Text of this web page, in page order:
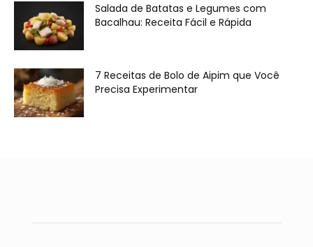
Salada de Batatas e Legumes com
Bacalhau: Receita Fácil e Rápida
7 Receitas de Bolo de Aipim que Você
Precisa Experimentar